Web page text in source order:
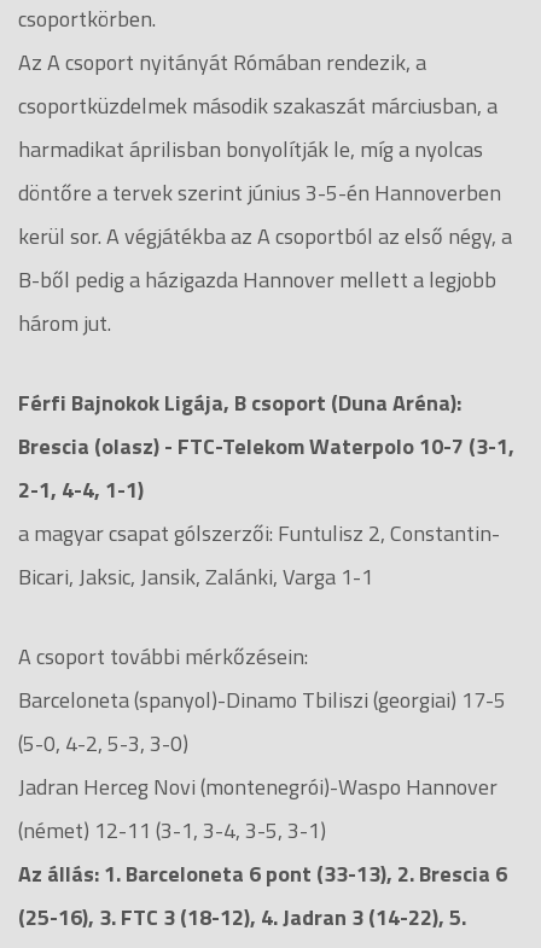
csoportkörben.
Az A csoport nyitányát Rómában rendezik, a
csoportküzdelmek második szakaszát márciusban, a
harmadikat áprilisban bonyolítják le, míg a nyolcas
döntőre a tervek szerint június 3-5-én Hannoverben
kerül sor. A végjátékba az A csoportból az első négy, a
B-ből pedig a házigazda Hannover mellett a legjobb
három jut.
Férfi Bajnokok Ligája, B csoport (Duna Aréna):
Brescia (olasz) - FTC-Telekom Waterpolo 10-7 (3-1,
2-1, 4-4, 1-1)
a magyar csapat gólszerzői: Funtulisz 2, Constantin-
Bicari, Jaksic, Jansik, Zalánki, Varga 1-1
A csoport további mérkőzésein:
Barceloneta (spanyol)-Dinamo Tbiliszi (georgiai) 17-5
(5-0, 4-2, 5-3, 3-0)
Jadran Herceg Novi (montenegrói)-Waspo Hannover
(német) 12-11 (3-1, 3-4, 3-5, 3-1)
Az állás: 1. Barceloneta 6 pont (33-13), 2. Brescia 6
(25-16), 3. FTC 3 (18-12), 4. Jadran 3 (14-22), 5.